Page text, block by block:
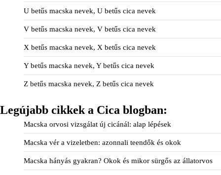
U betűs macska nevek, U betűs cica nevek
V betűs macska nevek, V betűs cica nevek
X betűs macska nevek, X betűs cica nevek
Y betűs macska nevek, Y betűs cica nevek
Z betűs macska nevek, Z betűs cica nevek
Legújabb cikkek a Cica blogban:
Macska orvosi vizsgálat új cicánál: alap lépések
Macska vér a vizeletben: azonnali teendők és okok
Macska hányás gyakran? Okok és mikor sürgős az állatorvos